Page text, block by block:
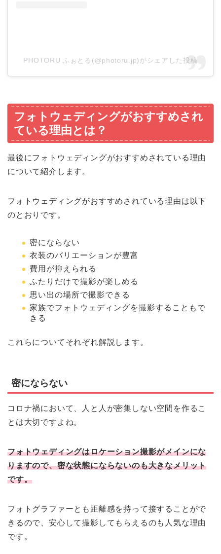
PHOTORU ふぉとる(@photoru.jp)がシェアした投稿
フォトウェディングがおすすめされ
ている理由とは？
最後にフォトウェディングがおすすめされている理由
について紹介します。
フォトウェディングがおすすめされている理由は以下
のとおりです。
密にならない
衣装のバリエーションが豊富
費用が抑えられる
ふたりだけで撮影が楽しめる
思い出の場所で撮影できる
家族でフォトウェディングを撮影することもで
きる
これらについてそれぞれ解説します。
密にならない
コロナ禍において、人と人が密集しない空間を作るこ
とは大切ですよね。
フォトウェディングはロケーション撮影がメインにな
りますので、密な状態にならないのも大きなメリット
です。
フォトグラファーとも距離感を持って接することがで
きるので、安心して撮影してもらえるのも人気な理由
です。